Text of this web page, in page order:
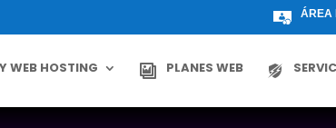
ÁREA
WEB HOSTING PLANES WEB